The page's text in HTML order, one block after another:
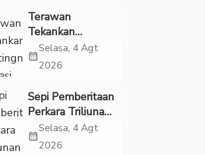
Kekerasan
Terawan
Tekankan
Pentingnya
Inovasi
di “Indonesian
Brain Forum
2026 UPN
Veteran Jakarta”
calendar_month
Selasa, 4 Agt
2026
Sepi Pemberitaan
Perkara Triliunan
Rupiah Investree,
Ternyata Sudah
calendar_month
Selasa, 4 Agt
2026